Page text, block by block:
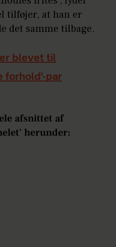
tilføjer, at han er
det samme tilbage.
blevet til
forhold'-par
afsnittet af
herunder: